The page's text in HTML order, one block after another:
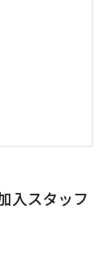
入スタッフ